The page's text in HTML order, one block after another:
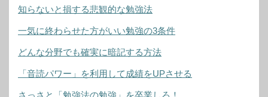
知らないと損する悲観的な勉強法
一気に終わらせた方がいい勉強の3条件
どんな分野でも確実に暗記する方法
「音読パワー」を利用して成績をUPさせる
さっさと「勉強法の勉強」を卒業しろ！